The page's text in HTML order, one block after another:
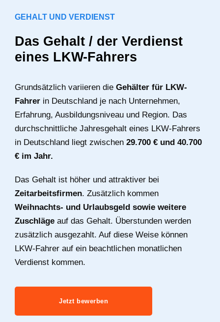
GEHALT UND VERDIENST
Das Gehalt / der Verdienst
eines LKW-Fahrers
Grundsätzlich variieren die Gehälter für LKW-
Fahrer in Deutschland je nach Unternehmen,
Erfahrung, Ausbildungsniveau und Region. Das
durchschnittliche Jahresgehalt eines LKW-Fahrers
in Deutschland liegt zwischen 29.700 € und 40.700
€ im Jahr.
Das Gehalt ist höher und attraktiver bei
Zeitarbeitsfirmen. Zusätzlich kommen
Weihnachts- und Urlaubsgeld sowie weitere
Zuschläge auf das Gehalt. Überstunden werden
zusätzlich ausgezahlt. Auf diese Weise können
LKW-Fahrer auf ein beachtlichen monatlichen
Verdienst kommen.
Jetzt bewerben